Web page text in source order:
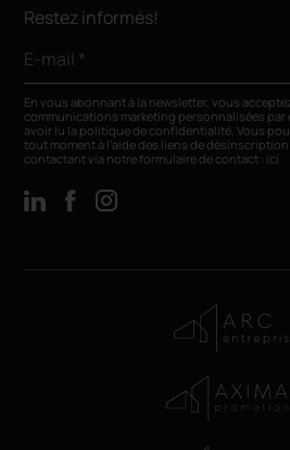
Restez informés!
E-mail *
En vous abonnant à la newsletter, vous
communications marketing personnalisées par
avoir lu la politique de confidentialité. Vous
tout moment à l’aide des liens de
contactant via notre formulaire de contact : ici